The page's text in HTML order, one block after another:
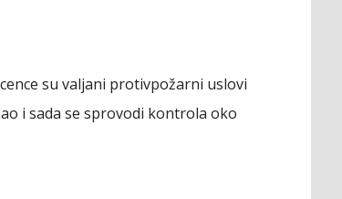
su valjani protivpožarni uslovi
i sada se sprovodi kontrola oko